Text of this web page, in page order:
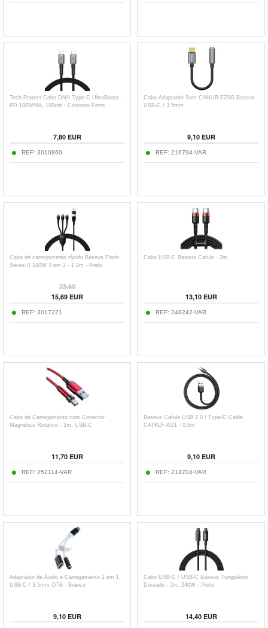
Tech-Protect Cabo DNA Type-C UltraBoost -
PD 100W/5A, 100cm - Cinzento Ferro
7,80EUR
REF: 3010860
Cabo Adaptador Som CAHUB-EZ0G Baseus
USB-C / 3.5mm
9,10EUR
REF: 216794-VAR
Cabo de carregamento rápido Baseus Flash
Series II 100W 3 em 2 - 1.2m - Preto
23,60
15,69EUR
REF: 3017221
Cabo USB-C Baseus Cafule - 2m
13,10EUR
REF: 248242-VAR
Cabo de Carregamento com Conector
Magnético Rotativo - 2m, USB-C
11,70EUR
REF: 252114-VAR
Baseus Cafule USB 2.0 / Type-C Cable
CATKLF-AG1 - 0.5m
9,10EUR
REF: 214704-VAR
Adaptador de Áudio e Carregamento 2 em 1
USB-C / 3.5mm OTB - Branco
9,10EUR
Cabo USB-C / USB-C Baseus Tungsténio
Dourado - 2m, 240W - Preto
14,40EUR